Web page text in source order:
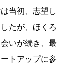
当初、志望し
たが、ほくろ
いが続き、最
トアップに参